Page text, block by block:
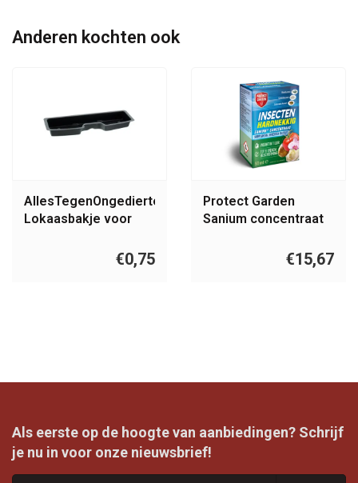
Anderen kochten ook
AllesTegenOngedierte.nl
Lokaasbakje voor
€0,75
Protect Garden
Sanium concentraat
€15,67
Als eerste op de hoogte van aanbiedingen? Schrijf
je nu in voor onze nieuwsbrief!